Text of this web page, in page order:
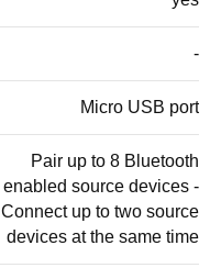
-
Micro USB port
Pair up to 8 Bluetooth
enabled source devices -
Connect up to two source
devices at the same time